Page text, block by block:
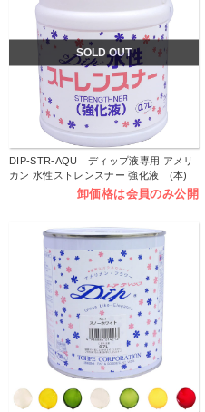
SOLD OUT
DIP-STR-AQU ディップ液専用 アメリ
カン 水性ストレンスナー 強化液 (本)
卸価格は会員のみ公開